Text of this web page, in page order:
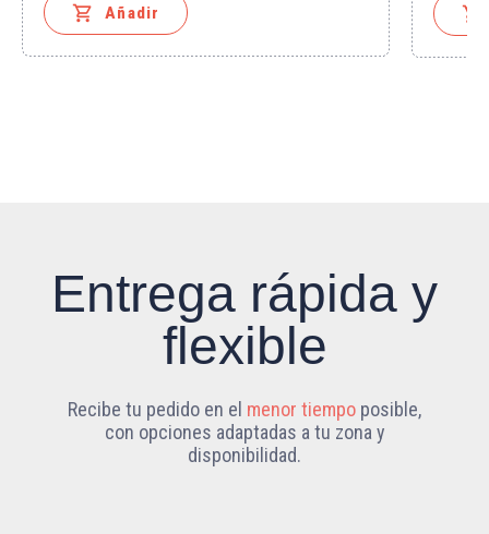
 Añadir 
Entrega rápida y
flexible
Recibe tu pedido en el menor tiempo posible,
con opciones adaptadas a tu zona y
disponibilidad.